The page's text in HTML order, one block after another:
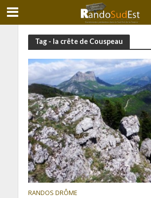
Tag - la crête de Couspeau
RANDOS DRÔME